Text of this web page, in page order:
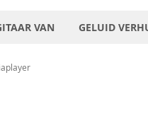
VAN GELUID